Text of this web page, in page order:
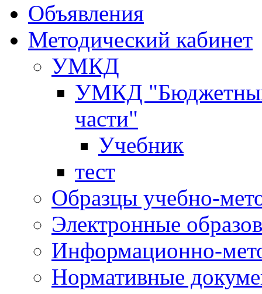
Объявления
Методический кабинет
УМКД
УМКД "Бюджетный
части"
Учебник
тест
Образцы учебно-
Электронные
Информационно-
Нормативные